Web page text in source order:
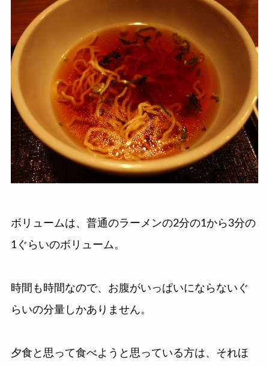
ボリュームは、普通のラーメンの2分の1から3分の
1ぐらいのボリューム。
時間も時間なので、お腹がいっぱいにならないぐ
らいの分量しかありません。
夕食と思って食べようと思っている方は、それほ